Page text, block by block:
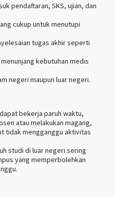
pendaftaran, SKS, ujian, dan
cukup untuk menutupi
tugas akhir seperti
kebutuhan medis
negeri maupun luar negeri.
bekerja paruh waktu,
atau melakukan magang,
tidak mengganggu aktivitas
studi di luar negeri sering
yang memperbolehkan